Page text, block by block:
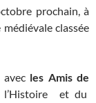
prochain, à
classée
les Amis de
l’Histoire et du